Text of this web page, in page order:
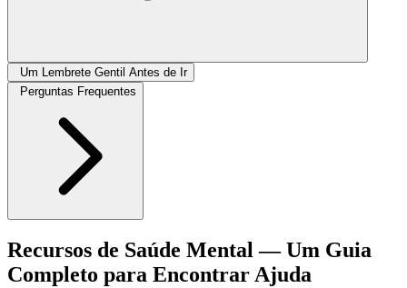
Um Lembrete Gentil Antes de Ir
Perguntas Frequentes
Recursos de Saúde Mental — Um Guia
Completo para Encontrar Ajuda